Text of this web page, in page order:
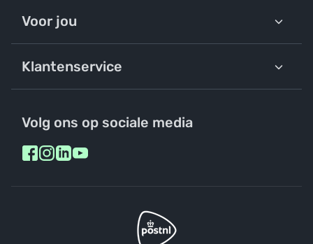
Voor jou
Klantenservice
Volg ons op sociale media